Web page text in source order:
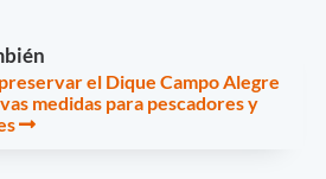
el Dique Campo Alegre
medidas para pescadores y